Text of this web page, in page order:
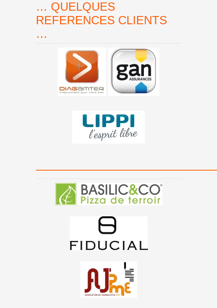
… QUELQUES
REFERENCES CLIENTS
…